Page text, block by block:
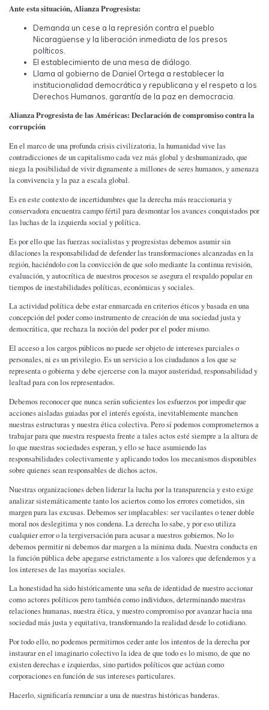
Ante esta situación, Alianza Progresista:
Demanda un cese a la represión contra el pueblo
Nicaragüense y la liberación inmediata de los presos
políticos.
El establecimiento de una mesa de diálogo.
Llama al gobierno de Daniel Ortega a restablecer la
institucionalidad democrática y republicana y el respeto a los
Derechos Humanos, garantía de la paz en democracia.
Alianza Progresista de las Américas: Declaración de compromiso contra la
corrupción
En el marco de una profunda crisis civilizatoria, la humanidad vive las
contradicciones de un capitalismo cada vez más global y deshumanizado, que
niega la posibilidad de vivir dignamente a millones de seres humanos, y amenaza
la convivencia y la paz a escala global.
Es en este contexto de incertidumbres que la derecha más reaccionaria y
conservadora encuentra campo fértil para desmontar los avances conquistados por
las luchas de la izquierda social y política.
Es por ello que las fuerzas socialistas y progresistas debemos asumir sin
dilaciones la responsabilidad de defender las transformaciones alcanzadas en la
región, haciéndolo con la convicción de que solo mediante la continua revisión,
evaluación, y autocrítica de nuestros procesos se asegura el respaldo popular en
tiempos de inestabilidades políticas, económicas y sociales.
La actividad política debe estar enmarcada en criterios éticos y basada en una
concepción del poder como instrumento de creación de una sociedad justa y
democrática, que rechaza la noción del poder por el poder mismo.
El acceso a los cargos públicos no puede ser objeto de intereses parciales o
personales, ni es un privilegio. Es un servicio a los ciudadanos a los que se
representa o gobierna y debe ejercerse con la mayor austeridad, responsabilidad y
lealtad para con los representados.
Debemos reconocer que nunca serán suficientes los esfuerzos por impedir que
acciones aisladas guiadas por el interés egoísta, inevitablemente manchen
nuestras estructuras y nuestra ética colectiva. Pero sí podemos comprometernos a
trabajar para que nuestra respuesta frente a tales actos esté siempre a la altura de
lo que nuestras sociedades esperan, y ello se hace asumiendo las
responsabilidades colectivamente y aplicando todos los mecanismos disponibles
sobre quienes sean responsables de dichos actos.
Nuestras organizaciones deben liderar la lucha por la transparencia y esto exige
analizar sistemáticamente tanto los aciertos como los errores cometidos, sin
margen para las excusas. Debemos ser implacables: ser vacilantes o tener doble
moral nos deslegitima y nos condena. La derecha lo sabe, y por eso utiliza
cualquier error o la tergiversación para acusar a nuestros gobiernos. No lo
debemos permitir ni debemos dar margen a la mínima duda. Nuestra conducta en
la función pública debe apegarse estrictamente a los valores que defendemos y a
los intereses de las mayorías sociales.
La honestidad ha sido históricamente una seña de identidad de nuestro accionar
como actores políticos pero también como individuos, determinando nuestras
relaciones humanas, nuestra ética, y nuestro compromiso por avanzar hacia una
sociedad más justa y equitativa, transformando la realidad desde lo cotidiano.
Por todo ello, no podemos permitirnos ceder ante los intentos de la derecha por
instaurar en el imaginario colectivo la idea de que todo es lo mismo, de que no
existen derechas e izquierdas, sino partidos políticos que actúan como
corporaciones en función de sus intereses particulares.
Hacerlo, significaría renunciar a una de nuestras históricas banderas.